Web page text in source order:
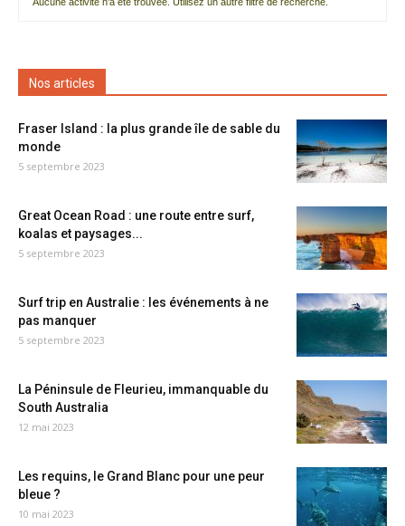
Nos articles
Fraser Island : la plus grande île de sable du
monde
5 septembre 2023
Great Ocean Road : une route entre surf,
koalas et paysages...
5 septembre 2023
Surf trip en Australie : les événements à ne
pas manquer
5 septembre 2023
La Péninsule de Fleurieu, immanquable du
South Australia
12 mai 2023
Les requins, le Grand Blanc pour une peur
bleue ?
10 mai 2023